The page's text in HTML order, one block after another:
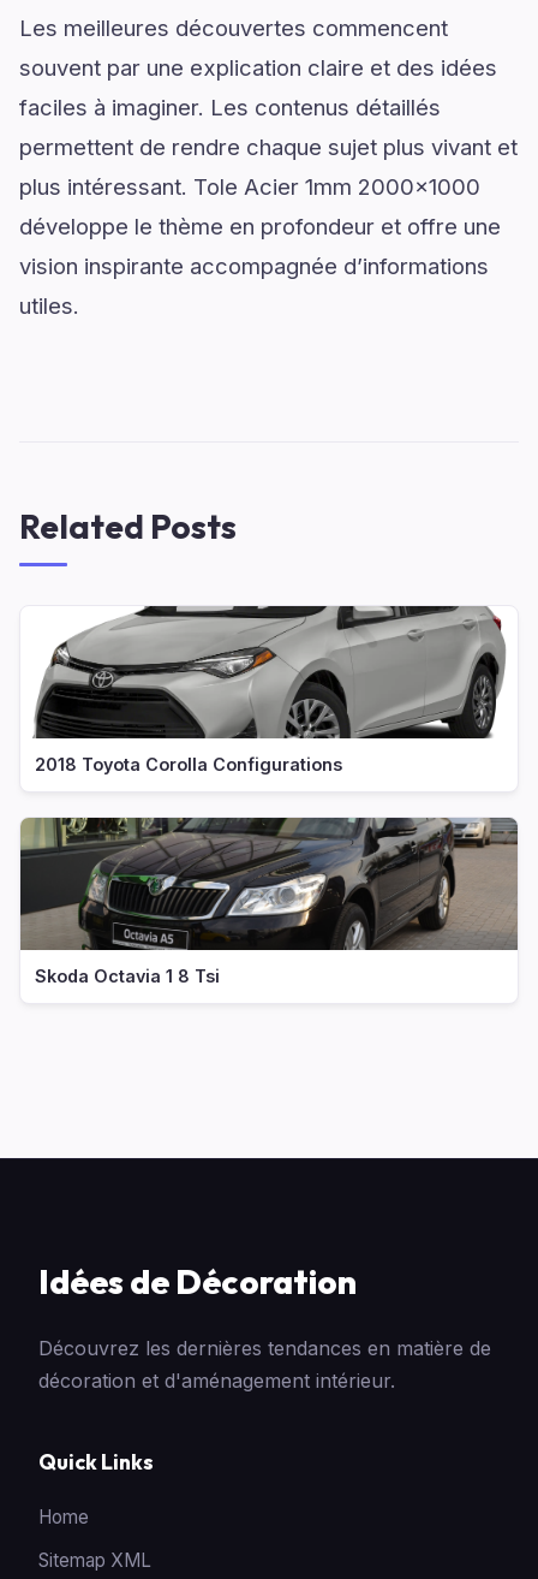
Les meilleures découvertes commencent
souvent par une explication claire et des idées
faciles à imaginer. Les contenus détaillés
permettent de rendre chaque sujet plus vivant et
plus intéressant. Tole Acier 1mm 2000x1000
développe le thème en profondeur et offre une
vision inspirante accompagnée d’informations
utiles.
Related Posts
2018 Toyota Corolla Configurations
Skoda Octavia 1 8 Tsi
Idées de Décoration
Découvrez les dernières tendances en matière de
décoration et d'aménagement intérieur.
Quick Links
Home
Sitemap XML